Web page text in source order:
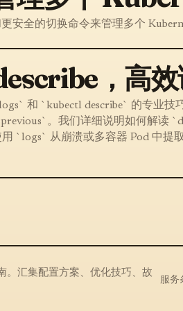
安全的切换命令来管理多个
，高
和 `kubectl describe` 的专业技
。我们详细说明如何解读
`logs` 从崩溃或多容器 Pod 中提
。汇集配置方案、优化技巧、故
服务